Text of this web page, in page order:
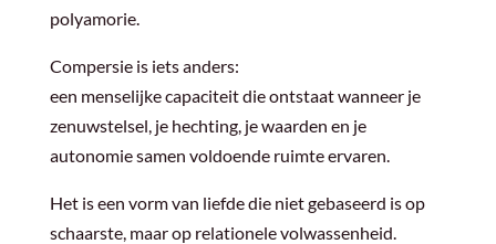
polyamorie.
Compersie is iets anders:
een menselijke capaciteit die ontstaat wanneer je
zenuwstelsel, je hechting, je waarden en je
autonomie samen voldoende ruimte ervaren.
Het is een vorm van liefde die niet gebaseerd is op
schaarste, maar op relationele volwassenheid.